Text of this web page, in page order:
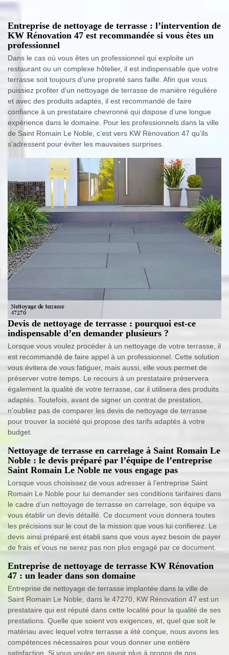
Entreprise de nettoyage de terrasse : l’intervention de
KW Rénovation 47 est recommandée si vous êtes un
professionnel
Dans le cas où vous êtes un professionnel qui exploite un
restaurant ou un complexe hôtelier, il est indispensable que votre
terrasse soit toujours d’une propreté sans faille. Afin que vous
puissiez profiter d’un nettoyage de terrasse de manière régulière
et avec des produits adaptés, il est recommandé de faire
confiance à un prestataire chevronné qui dispose d’une longue
expérience dans le domaine. Pour les professionnels dans la ville
de Saint Romain Le Noble, c’est vers KW Rénovation 47 qu’ils
s’adressent pour éviter les mauvaises surprises.
Devis de nettoyage de terrasse : pourquoi est-ce
indispensable d’en demander plusieurs ?
Lorsque vous voulez procéder à un nettoyage de votre terrasse, il
est recommandé de faire appel à un professionnel. Cette solution
vous évitera de vous fatiguer, mais aussi, elle vous permet de
préserver votre temps. Le recours à un prestataire préservera
également la qualité de votre terrasse, car il utilisera des produits
adaptés. Toutefois, avant de signer un contrat de prestation,
n’oubliez pas de comparer les devis de nettoyage de terrasse
pour trouver la société qui propose des tarifs adaptés à votre
budget.
Nettoyage de terrasse en carrelage à Saint Romain Le
Noble : le devis préparé par l’équipe de l’entreprise
Saint Romain Le Noble ne vous engage pas
Lorsque vous choisissez de vous adresser à l’entreprise Saint
Romain Le Noble pour lui demander ses conditions tarifaires dans
le cadre d’un nettoyage de terrasse en carrelage, son équipe va
vous établir un devis détaillé. Ce document vous donnera toutes
les précisions sur le cout de la mission que vous lui confierez. Le
devis ainsi préparé est établi sans que vous ayez besoin de payer
de frais et vous ne serez pas non plus engagé par ce document.
Entreprise de nettoyage de terrasse KW Rénovation
47 : un leader dans son domaine
Entreprise de nettoyage de terrasse implantée dans la ville de
Saint Romain Le Noble, dans le 47270, KW Rénovation 47 est un
prestataire qui est réputé dans cette localité pour la qualité de ses
prestations. Quelle que soient vos exigences, et, quel que soit le
matériau avec lequel votre terrasse a été conçue, nous avons les
compétences nécessaires pour vous donner une entière
satisfaction. Si vous voulez en savoir plus à propos de nos